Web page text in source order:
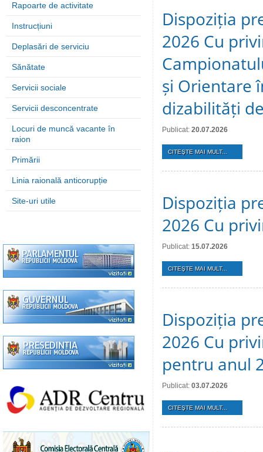
Rapoarte de activitate
Instrucțiuni
Deplasări de serviciu
Sănătate
Servicii sociale
Servicii desconcentrate
Locuri de muncă vacante în
raion
Primării
Linia raională anticorupție
Site-uri utile
Dispoziția
2026 Cu
și Orientare
dizabilități
Publicat: 20.07.2026
CITEŞTE MAI MULT...
Dispoziția
2026 Cu
Publicat: 15.07.2026
CITEŞTE MAI MULT...
Dispoziția
2026 Cu
pentru anul
Publicat: 03.07.2026
CITEŞTE MAI MULT...